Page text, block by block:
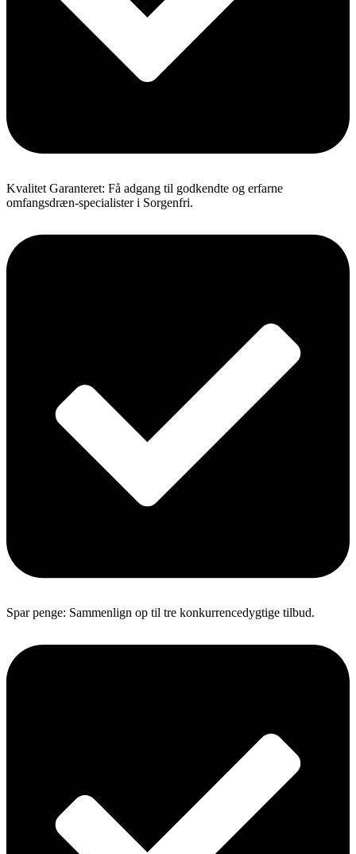
Kvalitet Garanteret: Få adgang til godkendte og erfarne
omfangsdræn-specialister i Sorgenfri.
Spar penge: Sammenlign op til tre konkurrencedygtige tilbud.